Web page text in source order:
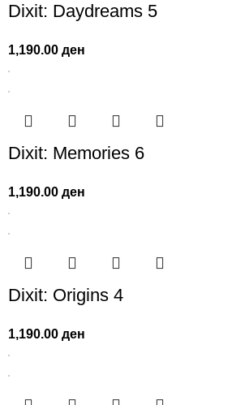
Dixit: Daydreams 5
1,190.00ден
Dixit: Memories 6
1,190.00ден
Dixit: Origins 4
1,190.00ден